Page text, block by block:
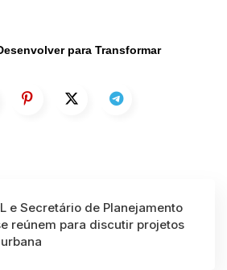
para Transformar
e Secretário de Planejamento
reúnem para discutir projetos